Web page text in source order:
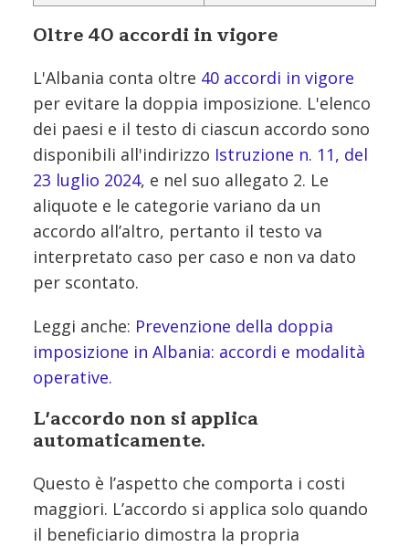
Oltre 40 accordi in vigore
L'Albania conta oltre 40 accordi in vigore
per evitare la doppia imposizione. L'elenco
dei paesi e il testo di ciascun accordo sono
disponibili all'indirizzo Istruzione n. 11, del
23 luglio 2024, e nel suo allegato 2. Le
aliquote e le categorie variano da un
accordo all’altro, pertanto il testo va
interpretato caso per caso e non va dato
per scontato.
Leggi anche: Prevenzione della doppia
imposizione in Albania: accordi e modalità
operative.
L'accordo non si applica
automaticamente.
Questo è l’aspetto che comporta i costi
maggiori. L’accordo si applica solo quando
il beneficiario dimostra la propria